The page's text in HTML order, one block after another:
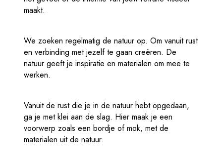
maakt.
We zoeken regelmatig de natuur op. Om vanuit rust
en verbinding met jezelf te gaan creëren. De
natuur geeft je inspiratie en materialen om mee te
werken.
Vanuit de rust die je in de natuur hebt opgedaan,
ga je met klei aan de slag. Hier maak je een
voorwerp zoals een bordje of mok, met de
materialen uit de natuur.